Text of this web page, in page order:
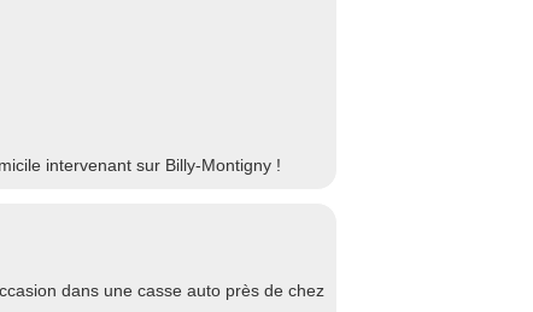
intervenant sur Billy-Montigny !
dans une casse auto près de chez